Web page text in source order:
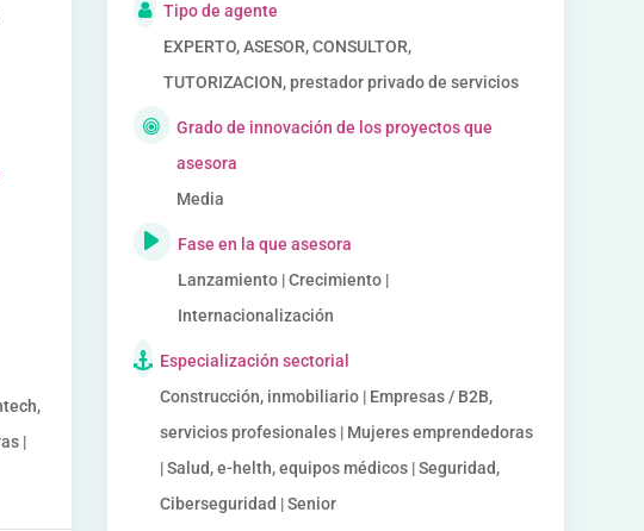
|
Tipo de agente
EXPERTO, ASESOR, CONSULTOR,
TUTORIZACION, prestador privado de servicios
Grado de innovación de los proyectos que
asesora
Media
Fase en la que asesora
Lanzamiento | Crecimiento |
Internacionalización
Especialización sectorial
Construcción, inmobiliario | Empresas / B2B,
servicios profesionales | Mujeres emprendedoras
| Salud, e-helth, equipos médicos | Seguridad,
Ciberseguridad | Senior